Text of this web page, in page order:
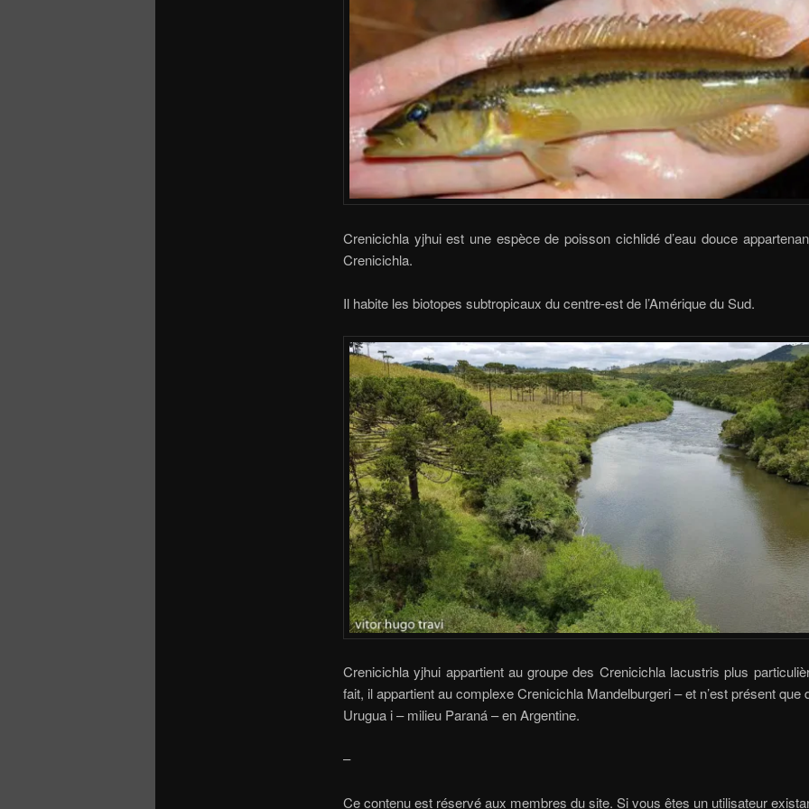
Crenicichla yjhui est une espèce de poisson cichlidé d’eau douce
Crenicichla.
Il habite les biotopes subtropicaux du centre-est de l’Amérique du Sud.
Crenicichla yjhui appartient au groupe des Crenicichla lacustris plus
fait, il appartient au complexe Crenicichla Mandelburgeri – et n’est présent que
Urugua i – milieu Paraná – en Argentine.
–
Ce contenu est réservé aux membres du site. Si vous êtes un utilisateur